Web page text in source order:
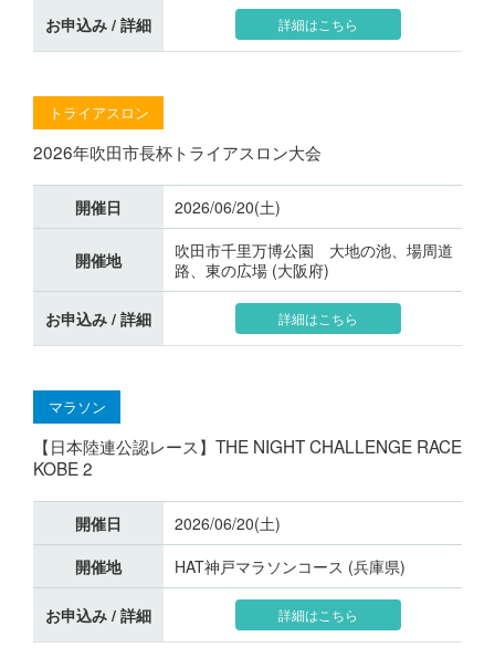
お申込み / 詳細 詳細はこちら
トライアスロン
2026年吹田市長杯トライアスロン大会
開催日 2026/06/20(土)
開催地
吹田市千里万博公園 大地の池、場周道
路、東の広場 (大阪府)
お申込み / 詳細 詳細はこちら
マラソン
【日本陸連公認レース】THE NIGHT CHALLENGE RACE
KOBE 2
開催日
2026/06/20(土)
開催地
HAT神戸マラソンコース (兵庫県)
お申込み / 詳細 詳細はこちら